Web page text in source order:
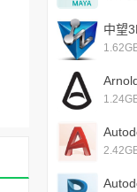
中望
激活
版
3D